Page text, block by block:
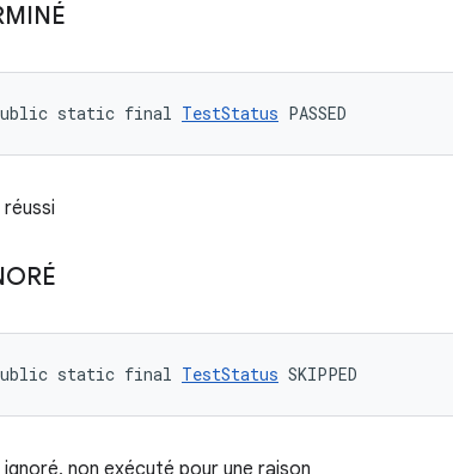
static final TestStatus PASSED
static final TestStatus SKIPPED
non exécuté pour une raison